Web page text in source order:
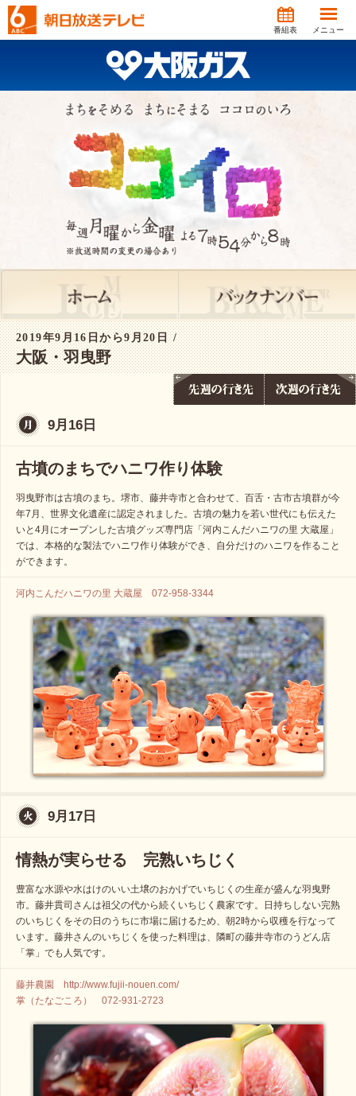
番組表 メニュー
2019年9月16日から9月20日 /
大阪・羽曳野
9月16日
古墳のまちでハニワ作り体験
羽曳野市は古墳のまち。堺市、藤井寺市と合わせて、百舌・古市古墳群が今
年7月、世界文化遺産に認定されました。古墳の魅力を若い世代にも伝えた
いと4月にオープンした古墳グッズ専門店「河内こんだハニワの里 大蔵屋」
では、本格的な製法でハニワ作り体験ができ、自分だけのハニワを作ること
ができます。
河内こんだハニワの里 大蔵屋 072-958-3344
9月17日
情熱が実らせる 完熟いちじく
豊富な水源や水はけのいい土壌のおかげでいちじくの生産が盛んな羽曳野
市。藤井貫司さんは祖父の代から続くいちじく農家です。日持ちしない完熟
のいちじくをその日のうちに市場に届けるため、朝2時から収穫を行なって
います。藤井さんのいちじくを使った料理は、隣町の藤井寺市のうどん店
「掌」でも人気です。
藤井農園 http://www.fujii-nouen.com/
掌（たなごころ） 072-931-2723